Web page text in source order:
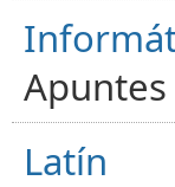
Latín